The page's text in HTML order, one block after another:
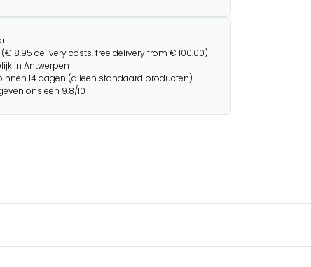
(€ 8.95 delivery costs, free delivery from € 100.00)
in Antwerpen
14 dagen (alleen standaard producten)
ons een 9.8/10